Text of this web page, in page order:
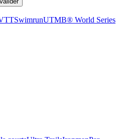
SwimrunUTMB® World Series